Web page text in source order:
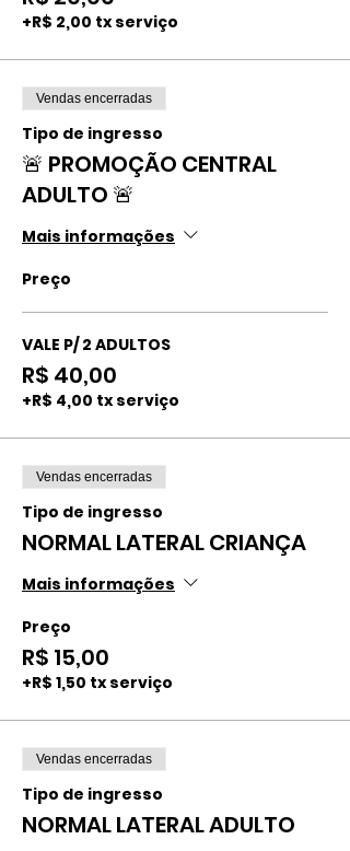
+R$ 2,00 tx serviço
Vendas encerradas
Tipo de ingresso
🚨 PROMOÇÃO CENTRAL
ADULTO 🚨
Mais informações
Preço
VALE P/ 2 ADULTOS
R$ 40,00
+R$ 4,00 tx serviço
Vendas encerradas
Tipo de ingresso
NORMAL LATERAL CRIANÇA
Mais informações
Preço
R$ 15,00
+R$ 1,50 tx serviço
Vendas encerradas
Tipo de ingresso
NORMAL LATERAL ADULTO